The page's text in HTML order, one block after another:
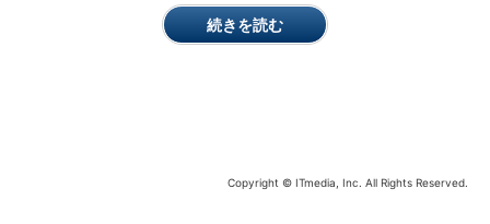
続きを読む
Copyright © ITmedia, Inc. All Rights Reserved.